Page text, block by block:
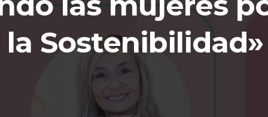
la Sostenibilidad»